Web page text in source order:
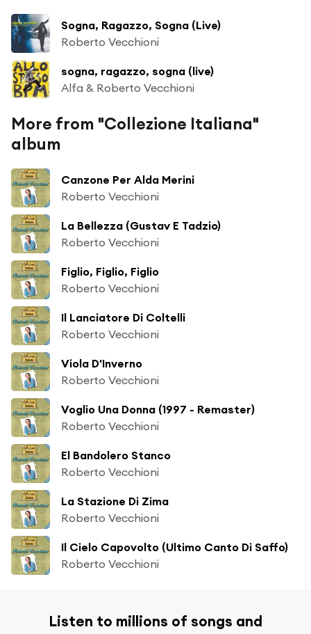
Sogna, Ragazzo, Sogna (Live)
Roberto Vecchioni
sogna, ragazzo, sogna (live)
Alfa & Roberto Vecchioni
More from "Collezione Italiana"
album
Canzone Per Alda Merini
Roberto Vecchioni
La Bellezza (Gustav E Tadzio)
Roberto Vecchioni
Figlio, Figlio, Figlio
Roberto Vecchioni
Il Lanciatore Di Coltelli
Roberto Vecchioni
Viola D'Inverno
Roberto Vecchioni
Voglio Una Donna (1997 - Remaster)
Roberto Vecchioni
El Bandolero Stanco
Roberto Vecchioni
La Stazione Di Zima
Roberto Vecchioni
Il Cielo Capovolto (Ultimo Canto Di Saffo)
Roberto Vecchioni
Listen to millions of songs and